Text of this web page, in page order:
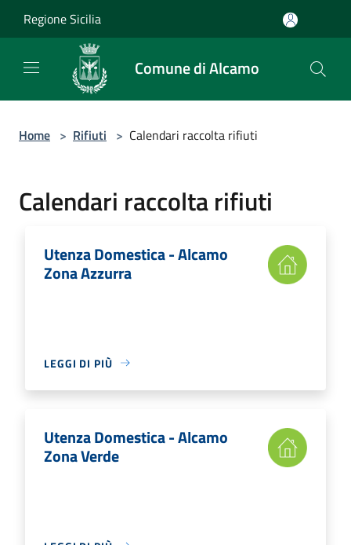
Regione Sicilia
Comune di Alcamo
Home > Rifiuti > Calendari raccolta rifiuti
Calendari raccolta rifiuti
Utenza Domestica - Alcamo
Zona Azzurra
LEGGI DI PIÙ
Utenza Domestica - Alcamo
Zona Verde